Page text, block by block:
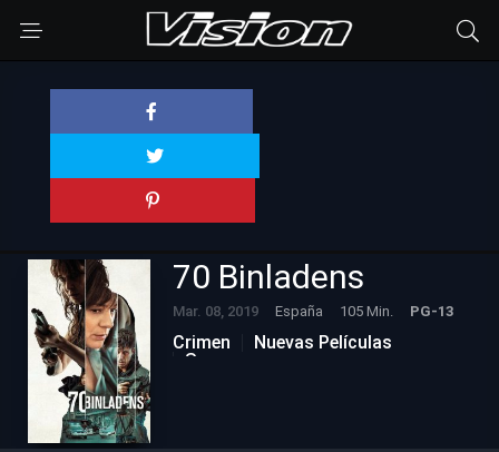
70 Binladens
Mar. 08, 2019 España 105 Min. PG-13
Crimen
Nuevas Películas
Suspenso